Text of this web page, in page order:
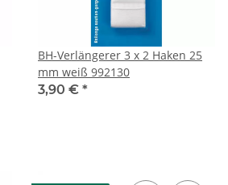
BH-Verlängerer 3 x 2 Haken 25
mm weiß 992130
3,90 € *